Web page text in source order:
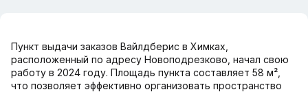
Пункт выдачи заказов Вайлдберис в Химках,
расположенный по адресу Новоподрезково, начал свою
работу в 2024 году. Площадь пункта составляет 58 м²,
что позволяет эффективно организовать пространство